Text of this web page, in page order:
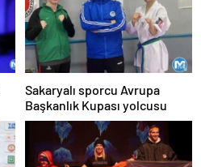
Sakaryalı sporcu Avrupa
Başkanlık Kupası yolcusu